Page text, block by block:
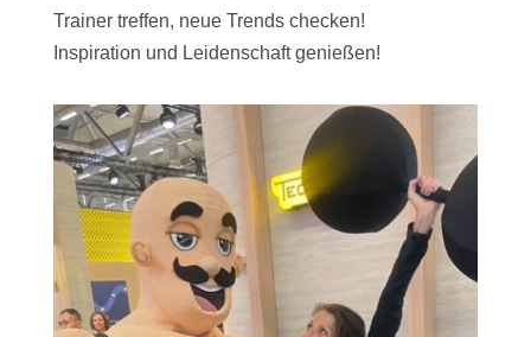
Trainer treffen, neue Trends checken!
Inspiration und Leidenschaft genießen!